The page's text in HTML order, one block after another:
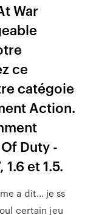
War
ce
catégoie
Action.
Duty -
et 1.5.
a dit… je ss
certain jeu